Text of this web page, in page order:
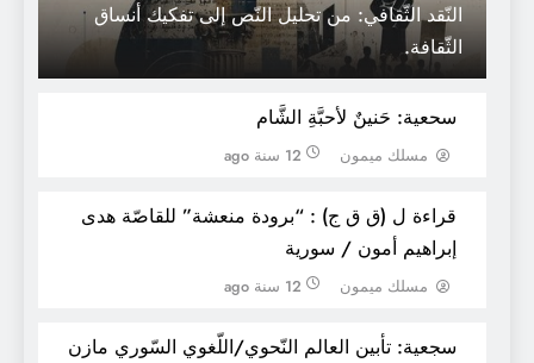
النّقد الثّقافي: من تحليل النّص إلى تفكيك أنساق
الثّقافة.
سحعية: حَنينٌ لأحبَّةِ الشَّام
مسلك ميمون 12 سنة ago
قراءة ل (ق ق ج) : “برودة منعشة” للقاصّة هدى
إبراهيم أمون / سورية
مسلك ميمون 12 سنة ago
سجعية: تأبين العالم النّحوي/اللّغوي السّوري مازن
د عبد العالي الودغيري: من المستفيد من
القضاء على اللّغة العربية في المغرب؟